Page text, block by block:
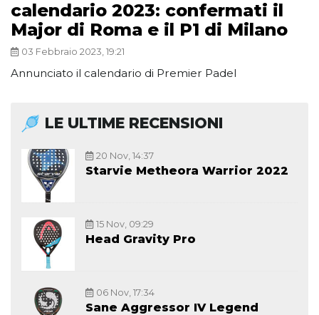
calendario 2023: confermati il
Major di Roma e il P1 di Milano
03 Febbraio 2023, 19:21
Annunciato il calendario di Premier Padel
LE ULTIME RECENSIONI
20 Nov, 14:37
Starvie Metheora Warrior 2022
15 Nov, 09:29
Head Gravity Pro
06 Nov, 17:34
Sane Aggressor IV Legend